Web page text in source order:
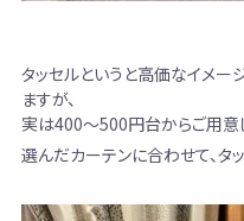
タッセルというと高価なイメー
ますが、
実は400～500円台からご用意
選んだカーテンに合わせて、タ